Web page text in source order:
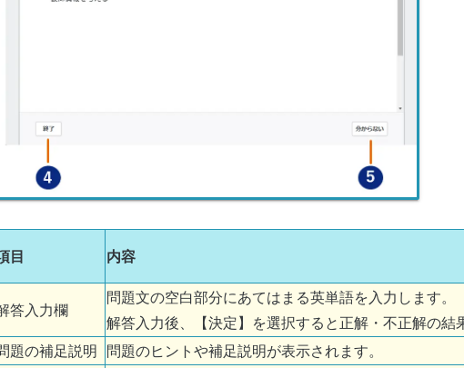
目 内容
答入力欄
問題文の空白部分にあてはまる英単語を入力します。
解答入力後、【決定】を選択すると正解・不正解の結
題の補足説明 問題のヒントや補足説明が表示されます。